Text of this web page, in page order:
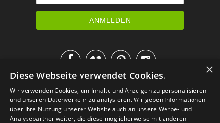

IM KATALOG BLÄTTERN
×
Diese Webseite verwendet Cookies.
Wir verwenden Cookies, um Inhalte und Anzeigen zu personalisieren
und unseren Datenverkehr zu analysieren. Wir geben Informationen
über Ihre Nutzung unserer Website auch an unsere Werbe- und
Analysepartner weiter, die diese möglicherweise mit anderen